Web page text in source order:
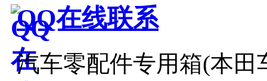
QQ在线联系
汽车零配件专用箱(本田